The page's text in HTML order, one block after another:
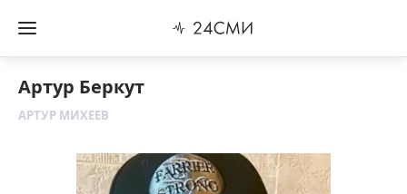
Артур Беркут
АРТУР МИХЕЕВ